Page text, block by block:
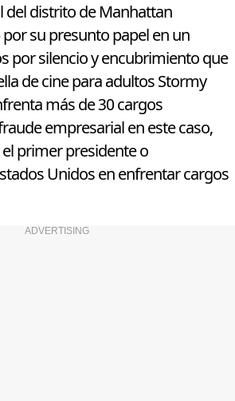
del distrito de Manhattan
su presunto papel en un
por silencio y encubrimiento que
de cine para adultos Stormy
más de 30 cargos
empresarial en este caso,
primer presidente o
Unidos en enfrentar cargos
ADVERTISING